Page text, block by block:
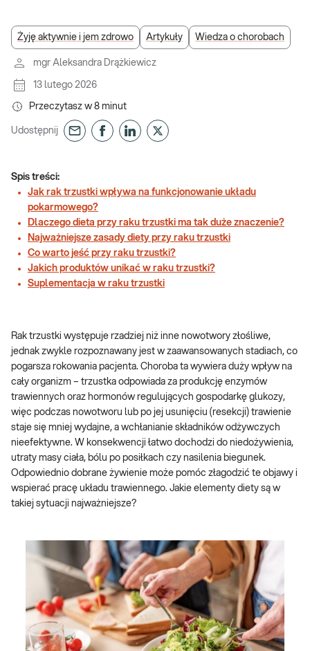
Żyję aktywnie i jem zdrowo Artykuły Wiedza o chorobach
mgr Aleksandra Drążkiewicz
13 lutego 2026
Przeczytasz w 8 minut
Udostępnij
Spis treści:
Jak rak trzustki wpływa na funkcjonowanie układu
pokarmowego?
Dlaczego dieta przy raku trzustki ma tak duże znaczenie?
Najważniejsze zasady diety przy raku trzustki
Co warto jeść przy raku trzustki?
Jakich produktów unikać w raku trzustki?
Suplementacja w raku trzustki
Rak trzustki występuje rzadziej niż inne nowotwory złośliwe,
jednak zwykle rozpoznawany jest w zaawansowanych stadiach, co
pogarsza rokowania pacjenta. Choroba ta wywiera duży wpływ na
cały organizm – trzustka odpowiada za produkcję enzymów
trawiennych oraz hormonów regulujących gospodarkę glukozy,
więc podczas nowotworu lub po jej usunięciu (resekcji) trawienie
staje się mniej wydajne, a wchłanianie składników odżywczych
nieefektywne. W konsekwencji łatwo dochodzi do niedożywienia,
utraty masy ciała, bólu po posiłkach czy nasilenia biegunek.
Odpowiednio dobrane żywienie może pomóc złagodzić te objawy i
wspierać pracę układu trawiennego. Jakie elementy diety są w
takiej sytuacji najważniejsze?